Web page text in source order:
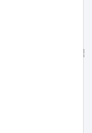
응시자격